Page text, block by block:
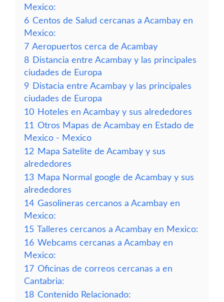
Mexico:
6 Centos de Salud cercanas a Acambay en
Mexico:
7 Aeropuertos cerca de Acambay
8 Distancia entre Acambay y las principales
ciudades de Europa
9 Distacia entre Acambay y las principales
ciudades de Europa
10 Hoteles en Acambay y sus alrededores
11 Otros Mapas de Acambay en Estado de
Mexico - Mexico
12 Mapa Satelite de Acambay y sus
alrededores
13 Mapa Normal google de Acambay y sus
alrededores
14 Gasolineras cercanos a Acambay en
Mexico:
15 Talleres cercanos a Acambay en Mexico:
16 Webcams cercanas a Acambay en
Mexico:
17 Oficinas de correos cercanas a en
Cantabria:
18 Contenido Relacionado: